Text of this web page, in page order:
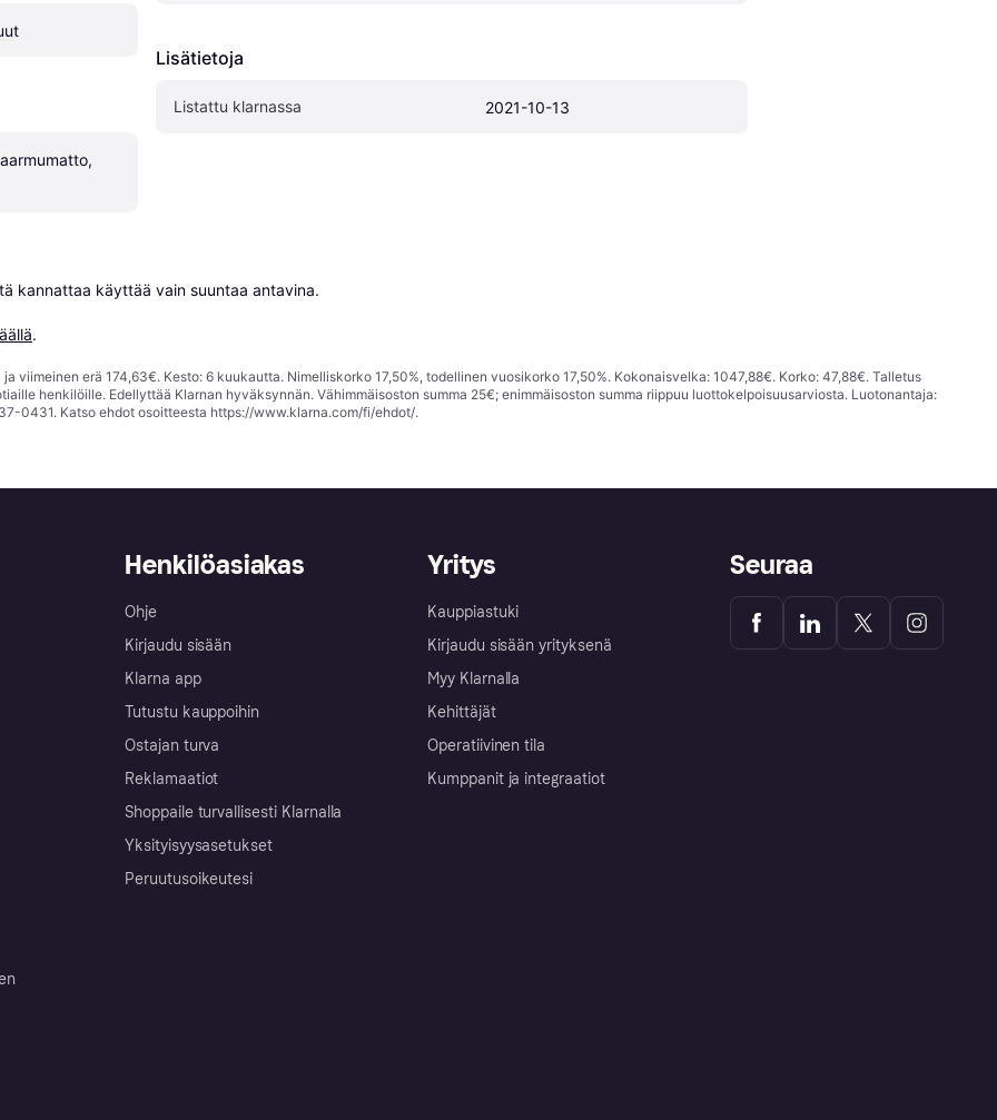
Lisätietoja
Listattu klarnassa 2021-10-13
kannattaa käyttää vain suuntaa antavina.
.
viimeinen erä 174,63€. Kesto: 6 kuukautta. Nimelliskorko 17,50%, todellinen vuosikorko 17,50%. Kokonaisvelka: 1047,88€. Korko: 47,88€. Talletus
henkilöille. Edellyttää Klarnan hyväksynnän. Vähimmäisoston summa 25€; enimmäisoston summa riippuu luottokelpoisuusarviosta. Luotonantaja:
0431. Katso ehdot osoitteesta https://www.klarna.com/fi/ehdot/.
Henkilöasiakas
Ohje
Kirjaudu sisään
Klarna app
Tutustu kauppoihin
Ostajan turva
Reklamaatiot
Shoppaile turvallisesti Klarnalla
Yksityisyysasetukset
Peruutusoikeutesi
Yritys
Kauppiastuki
Kirjaudu sisään yrityksenä
Myy Klarnalla
Kehittäjät
Operatiivinen tila
Kumppanit ja integraatiot
Seuraa